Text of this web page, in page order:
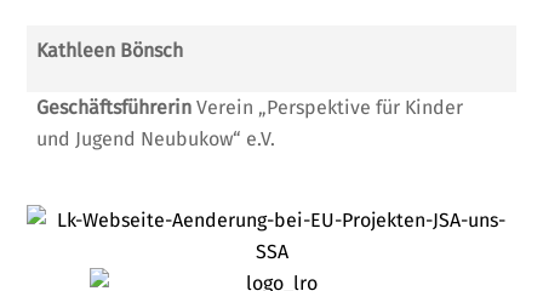
Kathleen Bönsch
Geschäftsführerin Verein „Perspektive für Kinder
und Jugend Neubukow“ e.V.